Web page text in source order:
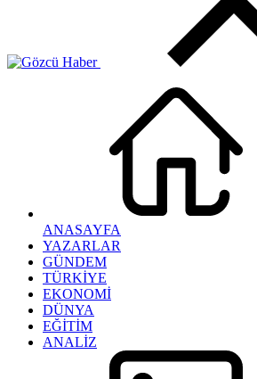
ANASAYFA
YAZARLAR
GÜNDEM
TÜRKİYE
EKONOMİ
DÜNYA
EĞİTİM
ANALİZ